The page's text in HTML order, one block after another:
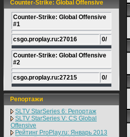
Counter-Strike: Global Offensive
Counter-Strike: Global Offensive
#1
csgo.proplay.ru:27016 0/
Counter-Strike: Global Offensive
#2
csgo.proplay.ru:27215 0/
Репортажи
SLTV StarSeries 6: Репортаж
SLTV StarSeries V: CS Global
Offensive
Рейтинг ProPlay.ru: Январь 2013